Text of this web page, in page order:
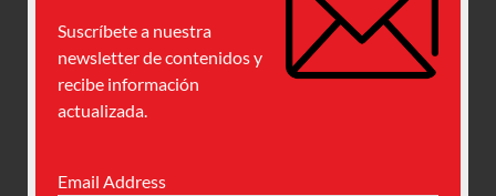
Suscríbete a nuestra
newsletter de contenidos y
recibe información
actualizada.
Email Address